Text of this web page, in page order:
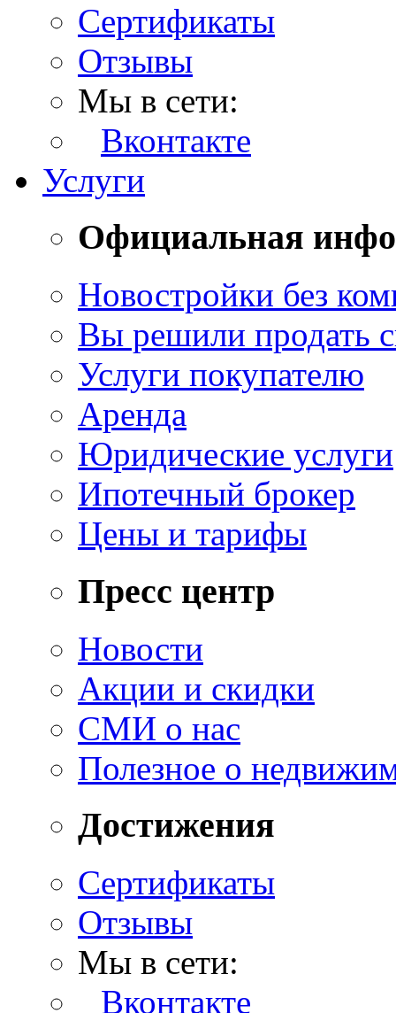
Сертификаты
Отзывы
Мы в сети:
Вконтакте
Услуги
Официальная
Новостройки без
Вы решили продать
Услуги покупателю
Аренда
Юридические услуги
Ипотечный брокер
Цены и тарифы
Пресс центр
Новости
Акции и скидки
СМИ о нас
Полезное о
Достижения
Сертификаты
Отзывы
Мы в сети:
Вконтакте